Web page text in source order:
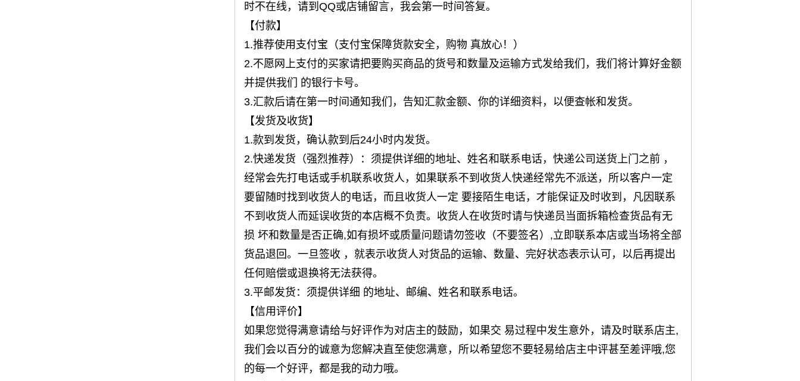
时不在线，请到QQ或店铺留言，我会第一时间答复。
【付款】
1.推荐使用支付宝（支付宝保障货款安全，购物 真放心！）
2.不愿网上支付的买家请把要购买商品的货号和数量及运输方式发给我们，我们将计算好金额
并提供我们 的银行卡号。
3.汇款后请在第一时间通知我们，告知汇款金额、你的详细资料，以便查帐和发货。
【发货及收货】
1.款到发货，确认款到后24小时内发货。
2.快递发货（强烈推荐）：须提供详细的地址、姓名和联系电话，快递公司送货上门之前 ，
经常会先打电话或手机联系收货人，如果联系不到收货人快递经常先不派送，所以客户一定
要留随时找到收货人的电话，而且收货人一定 要接陌生电话，才能保证及时收到，凡因联系
不到收货人而延误收货的本店概不负责。收货人在收货时请与快递员当面拆箱检查货品有无
损 坏和数量是否正确,如有损坏或质量问题请勿签收（不要签名）,立即联系本店或当场将全部
货品退回。一旦签收 ，就表示收货人对货品的运输、数量、完好状态表示认可，以后再提出
任何赔偿或退换将无法获得。
3.平邮发货：须提供详细 的地址、邮编、姓名和联系电话。
【信用评价】
如果您觉得满意请给与好评作为对店主的鼓励，如果交 易过程中发生意外，请及时联系店主,
我们会以百分的诚意为您解决直至使您满意，所以希望您不要轻易给店主中评甚至差评哦,您
的每一个好评，都是我的动力哦。